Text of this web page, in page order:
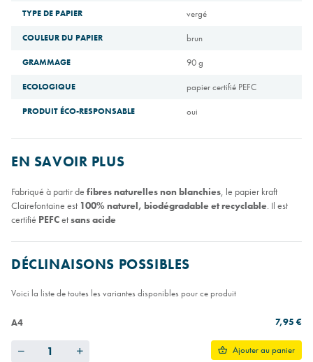
TYPE DE PAPIER vergé
COULEUR DU PAPIER brun
GRAMMAGE 90 g
ECOLOGIQUE papier certifié PEFC
PRODUIT ÉCO-RESPONSABLE oui
EN SAVOIR PLUS
Fabriqué à partir de fibres naturelles non blanchies , le papier kraft
Clairefontaine est 100% naturel, biodégradable et recyclable . Il est
certifié PEFCet sans acide
DÉCLINAISONS POSSIBLES
Voici la liste de toutes les variantes disponibles pour ce produit
A4 7,95 €
Ajouter au panier